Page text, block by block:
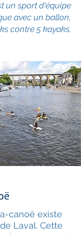
un sport d'équipe
avec un ballon,
contre 5 kayaks.
canoë existe
Laval. Cette